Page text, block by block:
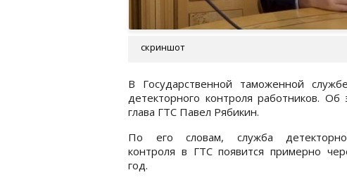
скриншот
В Государственной таможенной
детекторного контроля работников.
глава ГТС Павел Рябикин.
По его словам, служба
контроля в ГТС появится примерно
год.